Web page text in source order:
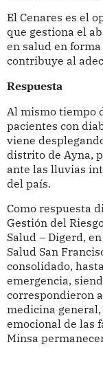
El Cenares es el
que gestiona el
en salud en
contribuye al
Respuesta
Al mismo tiempo
pacientes con
viene
distrito de Ayna,
ante las lluvias
del país.
Como respuesta
Gestión del
Salud – Digerd,
Salud San
consolidado,
emergencia,
correspondieron
medicina
emocional de las
Minsa